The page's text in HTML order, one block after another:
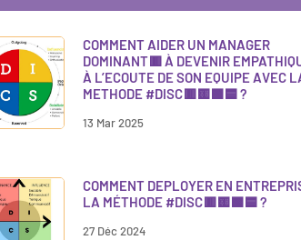
COMMENT AIDER UN MANAGER
DOMINANT🟥 À DEVENIR
À L’ECOUTE DE SON EQUIPE AVEC
METHODE #DISC🟥🟨🟩🟦 ?
13 Mar 2025
COMMENT DEPLOYER EN
LA MÉTHODE #DISC🟥🟨🟩🟦 ?
27 Déc 2024